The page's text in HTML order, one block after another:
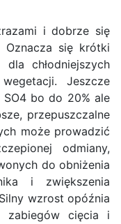
i dobrze się
Oznacza się krótki
chłodniejszych
Jeszcze
bo do 20% ale
przepuszczalne
może prowadzić
odmiany,
do obniżenia
i zwiększenia
wzrost opóźnia
zabiegów cięcia i